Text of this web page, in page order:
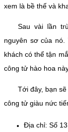
xem là bề thế và
Sau vài lần
nguyên sơ của
khách có thể tận
công tử hào hoa
Tới đây, bạn
công tử giàu nức
Địa chỉ: Số